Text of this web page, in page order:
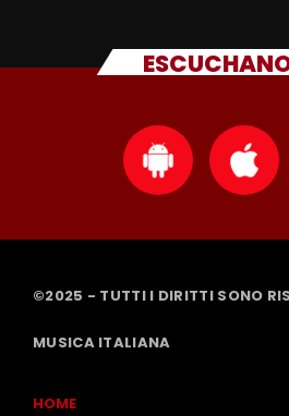
©2025 - TUTTI I DIRITTI SONO
MUSICA ITALIANA
HOME